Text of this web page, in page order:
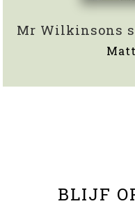
Mr Wilkinsons
BLIJF